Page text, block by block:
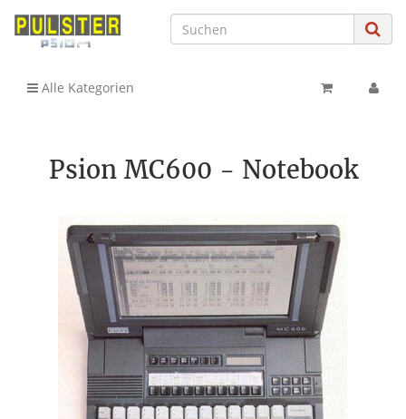
Alle Kategorien
Psion MC600 - Notebook